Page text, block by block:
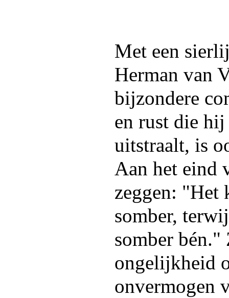
Met een
Herman van
bijzondere
en rust die
uitstraalt, is
Aan het eind
zeggen: "Het
somber,
somber
ongelijkheid
onvermogen